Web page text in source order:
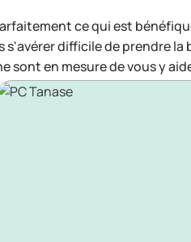
ce qui est
s'avérer difficile de prendre la
sont en mesure de vous y